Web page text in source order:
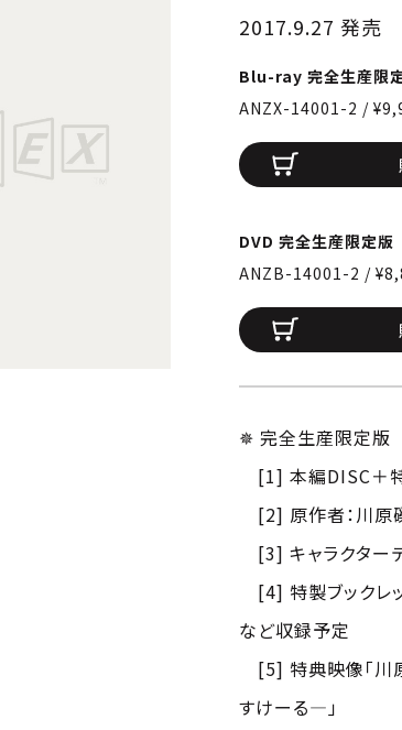
2017.9.27 発売
Blu-ray 完全生産限
ANZX-14001-2 /
DVD 完全生産限定版
ANZB-14001-2 /
✵ 完全生産限定版
[1] 本編DISC＋
[2] 原作者：川原
[3] キャラクター
[4] 特製ブックレ
など収録予定
[5] 特典映像「川
すけーる―」